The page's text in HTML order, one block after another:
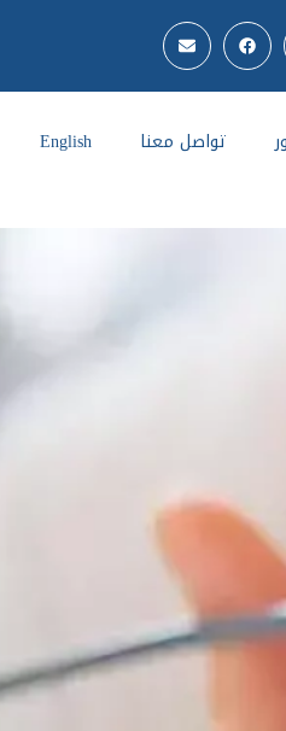
تواصل معنا English